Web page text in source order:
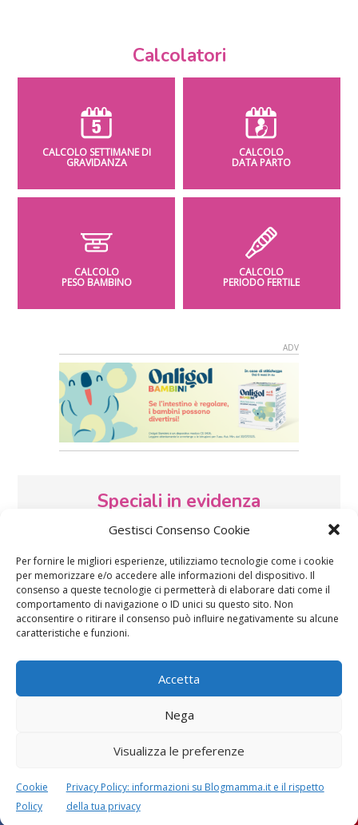
Gestisci Consenso Cookie
Per fornire le migliori esperienze, utilizziamo tecnologie come i cookie
per memorizzare e/o accedere alle informazioni del dispositivo. Il
consenso a queste tecnologie ci permetterà di elaborare dati come il
comportamento di navigazione o ID unici su questo sito. Non
acconsentire o ritirare il consenso può influire negativamente su alcune
caratteristiche e funzioni.
Accetta
Nega
Visualizza le preferenze
Cookie
Policy
Privacy Policy: informazioni su Blogmamma.it e il rispetto
della tua privacy
Calcolatori
CALCOLO SETTIMANE DI
GRAVIDANZA
CALCOLO
DATA PARTO
CALCOLO
PESO BAMBINO
CALCOLO
PERIODO FERTILE
Speciali in evidenza
Vaccini
lavoretti, biglietti
d’auguri, filastrocche
gravidanza